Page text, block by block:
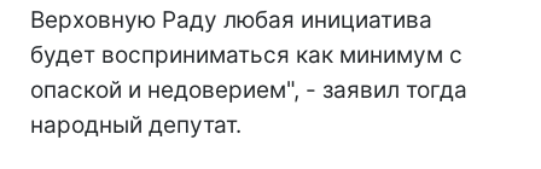
Верховную Раду любая инициатива
будет восприниматься как минимум с
опаской и недоверием", - заявил тогда
народный депутат.